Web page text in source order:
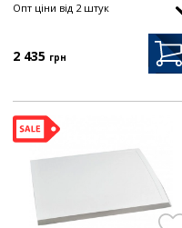
Опт цiни від 2 штук
2 435 грн